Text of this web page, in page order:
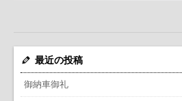
最近の投稿
御納車御礼